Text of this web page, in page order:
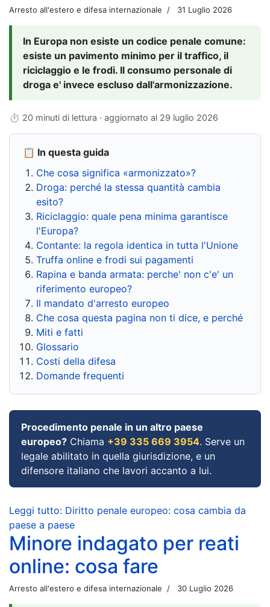
Arresto all'estero e difesa internazionale 31 Luglio 2026
In Europa non esiste un codice penale comune:
esiste un pavimento minimo per il traffico, il
riciclaggio e le frodi. Il consumo personale di
droga e' invece escluso dall'armonizzazione.
⏱ 20 minuti di lettura · aggiornato al 29 luglio 2026
📋 In questa guida
Che cosa significa «armonizzato»?
Droga: perché la stessa quantità cambia
esito?
Riciclaggio: quale pena minima garantisce
l'Europa?
Contante: la regola identica in tutta l'Unione
Truffa online e frodi sui pagamenti
Rapina e banda armata: perche' non c'e' un
riferimento europeo?
Il mandato d'arresto europeo
Che cosa questa pagina non ti dice, e perché
Miti e fatti
Glossario
Costi della difesa
Domande frequenti
Procedimento penale in un altro paese
europeo? Chiama +39 335 669 3954. Serve un
legale abilitato in quella giurisdizione, e un
difensore italiano che lavori accanto a lui.
Leggi tutto: Diritto penale europeo: cosa cambia da
paese a paese
Minore indagato per reati
online: cosa fare
Arresto all'estero e difesa internazionale 30 Luglio 2026